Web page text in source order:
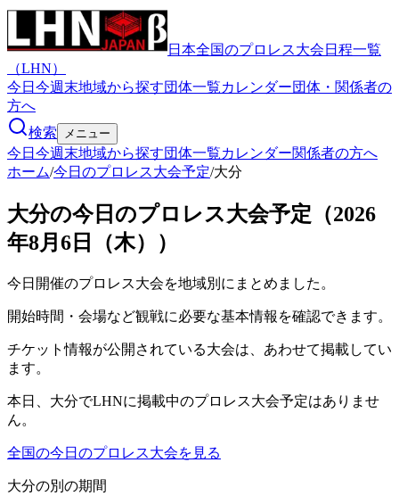
日本全国のプロレス大会日程一覧
（LHN）
今日 今週末地域から探す団体一覧カレンダー団体・関係者の
方へ
検索
メニュー
今日 今週末地域から探す団体一覧カレンダー関係者の方へ
ホーム/今日のプロレス大会予定/大分
大分の今日のプロレス大会予定（2026
年8月6日（木））
今日開催のプロレス大会を地域別にまとめました。
開始時間・会場など観戦に必要な基本情報を確認できます。
チケット情報が公開されている大会は、あわせて掲載してい
ます。
本日、大分でLHNに掲載中のプロレス大会予定はありませ
ん。
全国の今日のプロレス大会を見る
大分の別の期間